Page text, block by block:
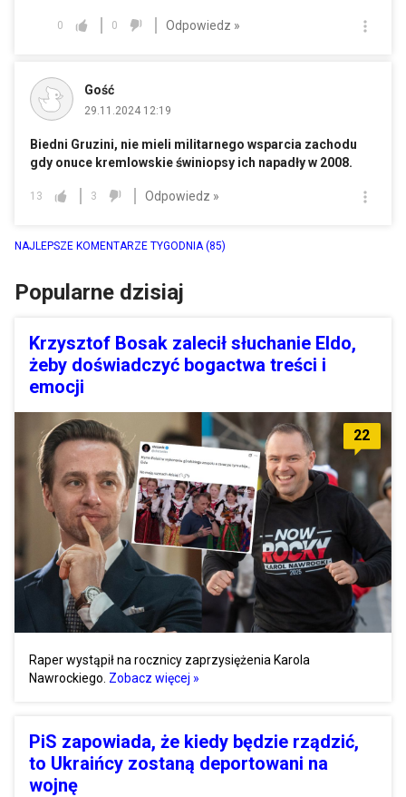
0 0 Odpowiedz »
Gość
29.11.2024 12:19
Biedni Gruzini, nie mieli militarnego wsparcia zachodu
gdy onuce kremlowskie świniopsy ich napadły w 2008.
13 3 Odpowiedz »
NAJLEPSZE KOMENTARZE TYGODNIA(85)
Popularne dzisiaj
Krzysztof Bosak zalecił słuchanie Eldo,
żeby doświadczyć bogactwa treści i
emocji
22
Raper wystąpił na rocznicy zaprzysiężenia Karola
Nawrockiego. Zobacz więcej »
PiS zapowiada, że kiedy będzie rządzić,
to Ukraińcy zostaną deportowani na
wojnę